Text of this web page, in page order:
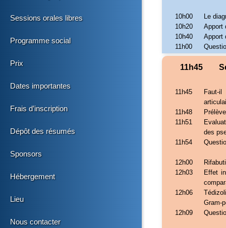
Sessions orales libres
Programme social
Prix
Dates importantes
Frais d’inscription
Dépôt des résumés
Sponsors
Hébergement
Lieu
Nous contacter
10h00
10h20
10h40
11h00
Le
Apport
Apport
11h45
11h45
11h48
11h51
11h54
12h00
12h03
12h06
12h09
Faut-il
des
Effet
Gram-